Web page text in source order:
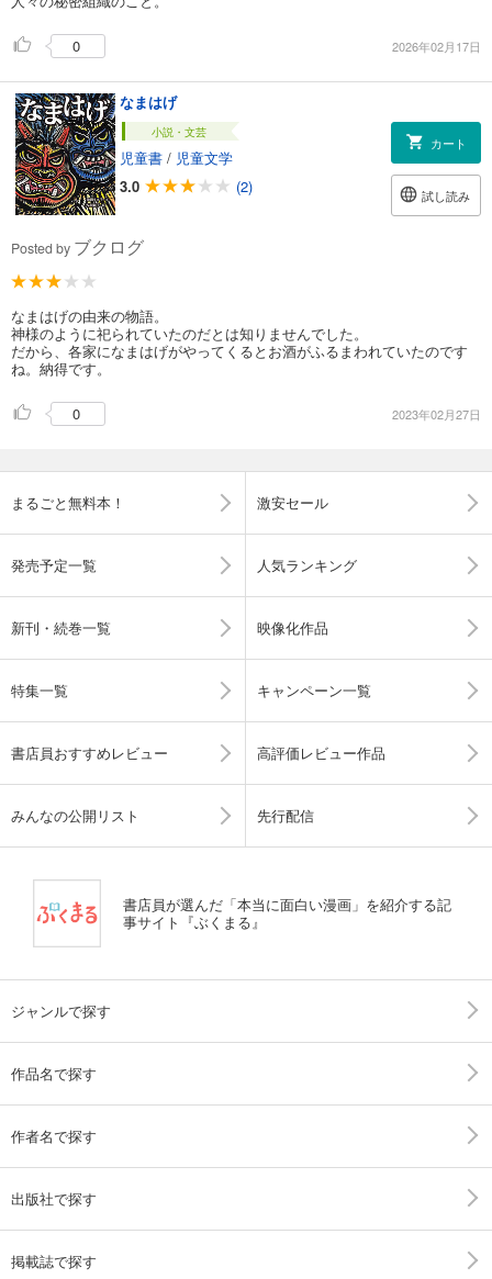
0 2026年02月17日
なまはげ
小説・文芸
児童書 / 児童文学
3.0
(2)
カート
試し読み
Posted by ブクログ
なまはげの由来の物語。
神様のように祀られていたのだとは知りませんでした。
だから、各家になまはげがやってくるとお酒がふるまわれていたのです
ね。納得です。
0 2023年02月27日
まるごと無料本！ 激安セール
発売予定一覧 人気ランキング
新刊・続巻一覧 映像化作品
特集一覧 キャンペーン一覧
書店員おすすめレビュー 高評価レビュー作品
みんなの公開リスト 先行配信
書店員が選んだ「本当に面白い漫画」を紹介する記
事サイト『ぶくまる』
ジャンルで探す
作品名で探す
作者名で探す
出版社で探す
掲載誌で探す